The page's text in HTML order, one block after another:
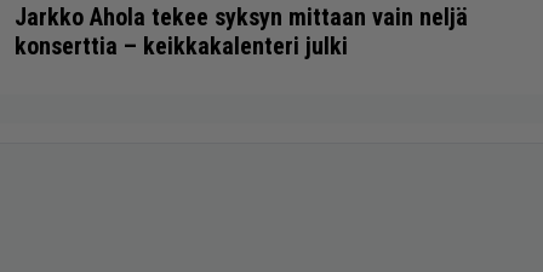
Jarkko Ahola tekee syksyn mittaan vain neljä
konserttia – keikkakalenteri julki